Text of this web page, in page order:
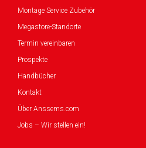
Montage Service Zubehör
Megastore-Standorte
Termin vereinbaren
Prospekte
Handbücher
Kontakt
Über Anssems.com
Jobs – Wir stellen ein!